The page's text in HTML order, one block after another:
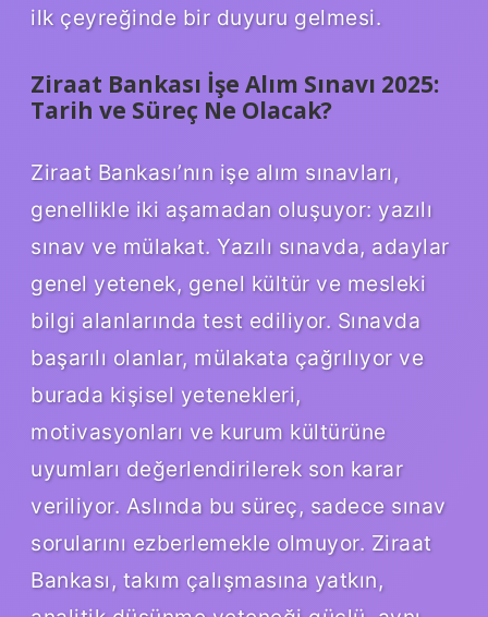
ilk çeyreğinde bir duyuru gelmesi.
Ziraat Bankası İşe Alım Sınavı 2025:
Tarih ve Süreç Ne Olacak?
Ziraat Bankası’nın işe alım sınavları,
genellikle iki aşamadan oluşuyor: yazılı
sınav ve mülakat. Yazılı sınavda, adaylar
genel yetenek, genel kültür ve mesleki
bilgi alanlarında test ediliyor. Sınavda
başarılı olanlar, mülakata çağrılıyor ve
burada kişisel yetenekleri,
motivasyonları ve kurum kültürüne
uyumları değerlendirilerek son karar
veriliyor. Aslında bu süreç, sadece sınav
sorularını ezberlemekle olmuyor. Ziraat
Bankası, takım çalışmasına yatkın,